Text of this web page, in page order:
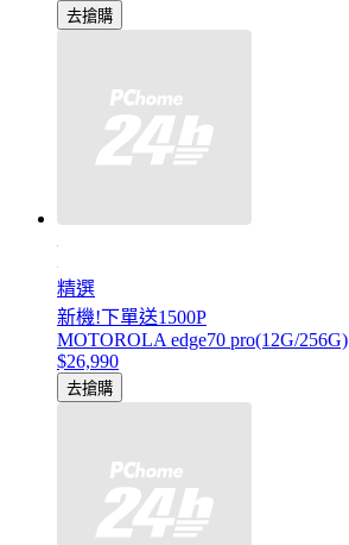
去搶購
精選
新機!下單送1500P
MOTOROLA edge70 pro(12G/256G)
$26,990
去搶購